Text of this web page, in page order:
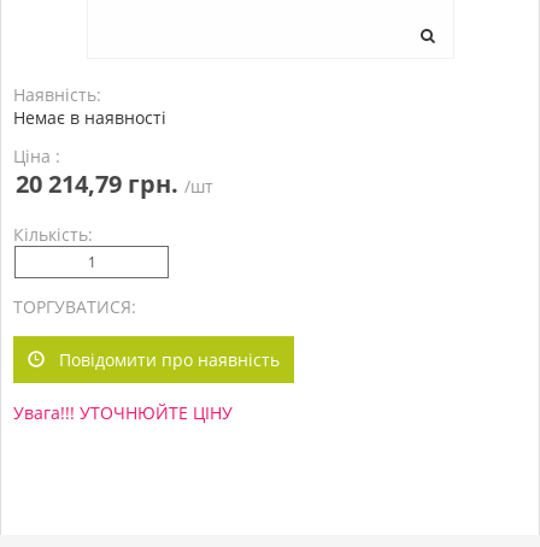
Наявність:
Немає в наявності
Ціна :
20 214,79 грн. /шт
Кількість:
ТОРГУВАТИСЯ:
Повідомити про наявність
Увага!!! УТОЧНЮЙТЕ ЦІНУ